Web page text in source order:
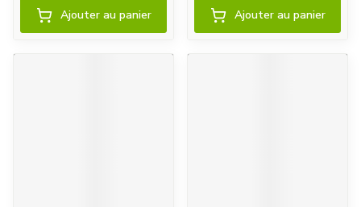
Ajouter au panier Ajouter au panier